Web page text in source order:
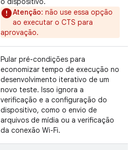
Atenção: não use essa opção
ao executar o CTS para
aprovação.
Pular pré-condições para
economizar tempo de execução no
desenvolvimento iterativo de um
novo teste. Isso ignora a
verificação e a configuração do
dispositivo, como o envio de
arquivos de mídia ou a verificação
da conexão Wi-Fi.